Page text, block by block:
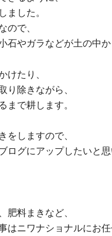
ました。
で、
石やガラなどが土の中か
けたり、
り除きながら、
まで耕します。
をしますので、
ログにアップしたいと思
肥料まきなど、
はニワナショナルにお任